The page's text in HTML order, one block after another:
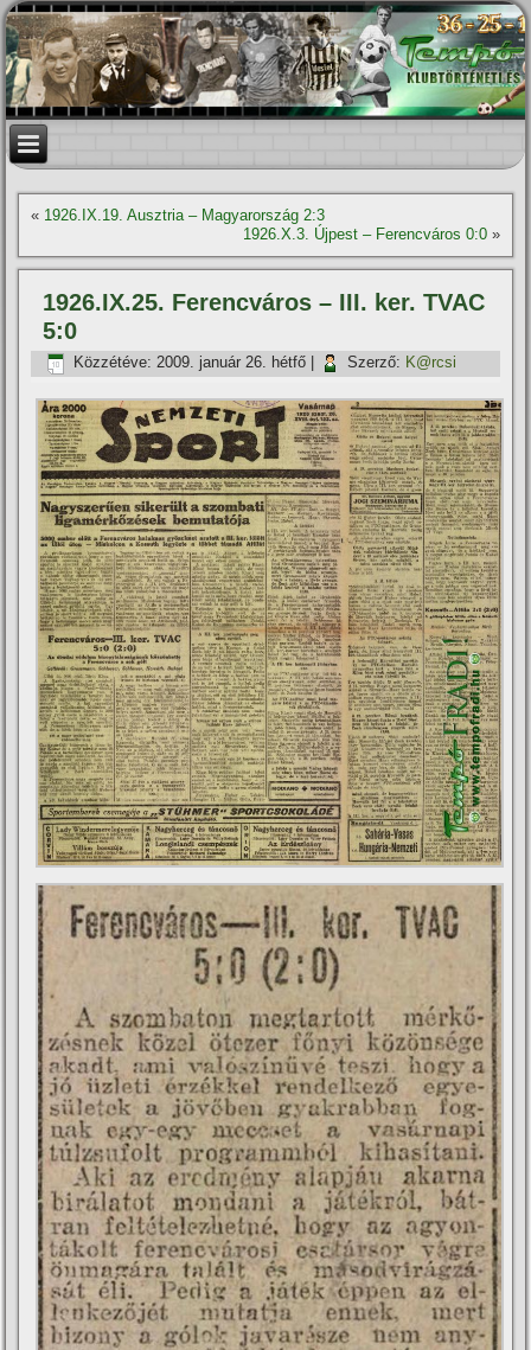
« 1926.IX.19. Ausztria – Magyarország 2:3
1926.X.3. Újpest – Ferencváros 0:0»
1926.IX.25. Ferencváros – III. ker. TVAC
5:0
Közzétéve: 2009. január 26. hétfő Szerző: K@rcsi